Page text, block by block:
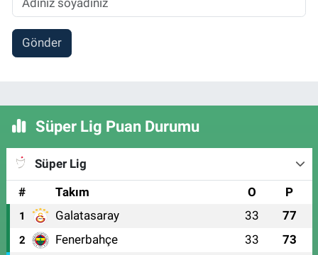
Gönder
Süper Lig Puan Durumu
Süper Lig
#
Takım O P
1 Galatasaray 33 77
2 Fenerbahçe 33 73